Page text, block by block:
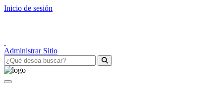
Inicio de sesión
Administrar Sitio